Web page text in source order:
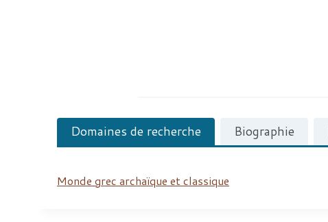
Domaines de recherche Biographie
Monde grec archaïque et classique